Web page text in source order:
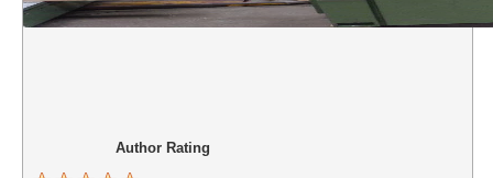
Author Rating